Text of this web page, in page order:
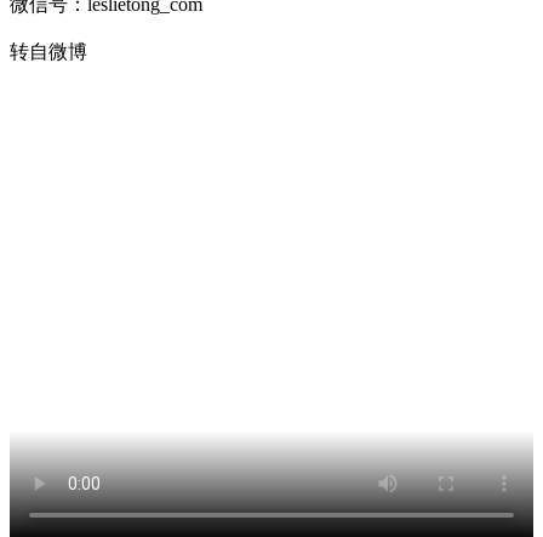
微信号：leslietong_com
转自微博